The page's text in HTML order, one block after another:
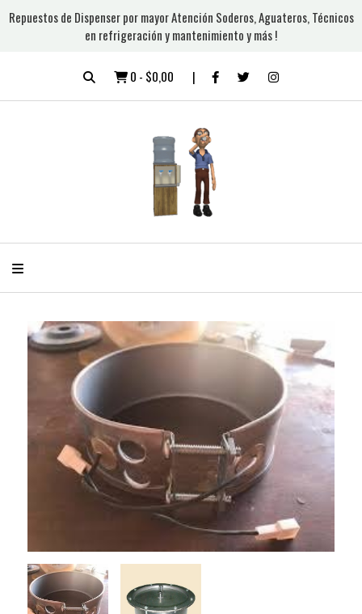
Repuestos de Dispenser por mayor Atención Soderos, Aguateros, Técnicos
en refrigeración y mantenimiento y más !
0 - $0,00